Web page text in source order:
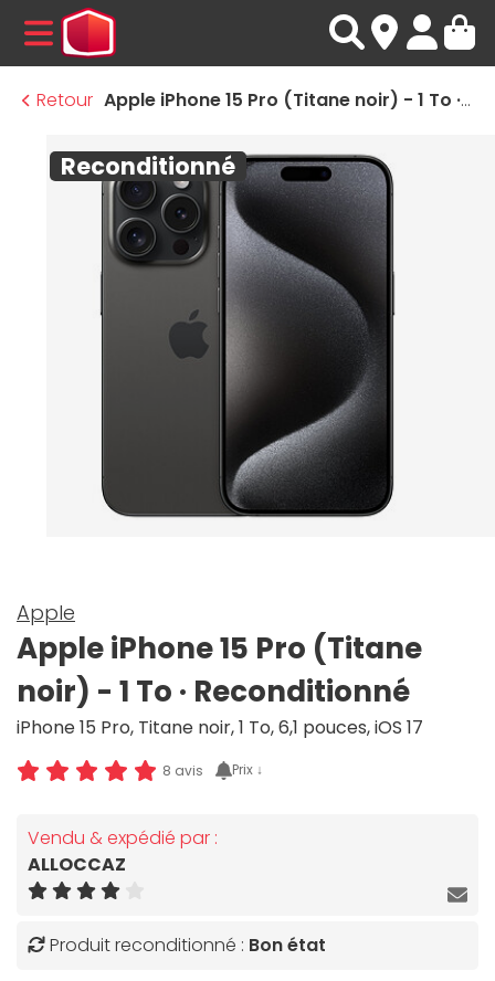
MENU
Retour
Apple iPhone 15 Pro (Titane noir) - 1 To · Reconditionné
Reconditionné
Apple
Apple iPhone 15 Pro (Titane
noir) - 1 To · Reconditionné
iPhone 15 Pro, Titane noir, 1 To, 6,1 pouces, iOS 17
8 avis Prix ↓
Vendu & expédié par :
ALLOCCAZ
Produit reconditionné : Bon état